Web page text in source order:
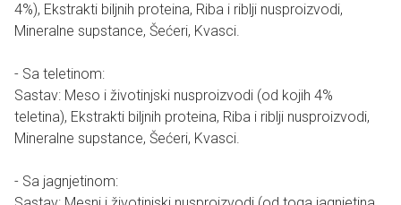
4%), Ekstrakti biljnih proteina, Riba i riblji nusproizvodi,
Mineralne supstance, Šećeri, Kvasci.
- Sa teletinom:
Sastav: Meso i životinjski nusproizvodi (od kojih 4%
teletina), Ekstrakti biljnih proteina, Riba i riblji nusproizvodi,
Mineralne supstance, Šećeri, Kvasci.
- Sa jagnjetinom: